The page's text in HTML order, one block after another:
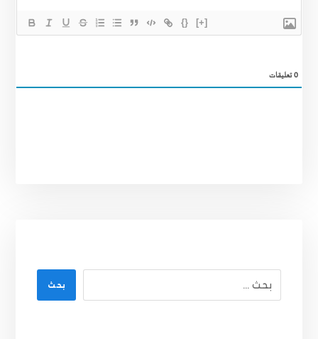
{} [+]
0تعليقات
بحث